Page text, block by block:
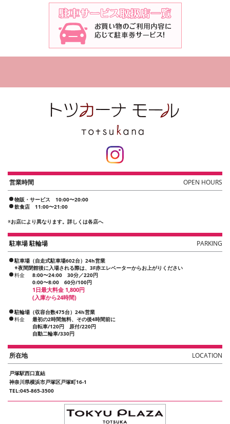
営業時間 OPEN HOURS
物販・サービス 10:00〜20:00
飲食店 11:00〜21:00
※お店により異なります。詳しくは各店へ
駐車場 駐輪場 PARKING
駐車場（自走式駐車場602台）24h営業
※夜間閉館後に入場される際は、3F赤エレベーターからお上がりください
料金
8:00〜24:00 30分／220円
0:00〜8:00 60分/100円
1日最大料金 1,800円
(入庫から24時間)
駐輪場（収容台数475台）24h営業
料金
最初の2時間無料、その後4時間前に
自転車/120円 原付/220円
自動二輪車/330円
所在地 LOCATION
戸塚駅西口直結
神奈川県横浜市戸塚区戸塚町16-1
TEL:045-865-3500